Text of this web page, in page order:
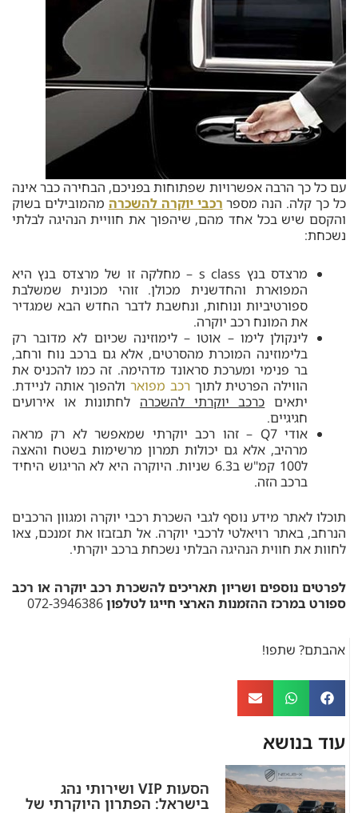
עם כל כך הרבה אפשרויות שפתוחות בפניכם, הבחירה כבר אינה
כל כך קלה. הנה מספר רכבי יוקרה להשכרה מהמובילים בשוק
והקסם שיש בכל אחד מהם, שיהפוך את חוויית הנהיגה לבלתי
נשכחת:
מרצדס בנץ s class – מחלקה זו של מרצדס בנץ היא
המפוארת והחדשנית מכולן. זוהי מכונית שמשלבת
ספורטיביות ונוחות, ונחשבת לדבר החדש הבא שמגדיר
את המונח רכב יוקרה.
לינקולן לימו – אוטו – לימוזינה שכיום לא מדובר רק
בלימוזינה המוכרת מהסרטים, אלא גם ברכב נוח ורחב,
בר פנימי ומערכת סראונד מדהימה. זה כמו להכניס את
הווילה הפרטית לתוךרכב מפוארולהפוך אותה לניידת.
יתאים כרכב יוקרתי להשכרה לחתונות או אירועים
חגיגיים.
אודי Q7 – זהו רכב יוקרתי שמאפשר לא רק מראה
מרהיב, אלא גם יכולות תמרון מרשימות בשטח והאצה
ל100 קמ"ש ב6.3 שניות. היוקרה היא לא הריגוש היחיד
ברכב הזה.
תוכלו לאתר מידע נוסף לגבי השכרת רכבי יוקרה ומגוון הרכבים
הנרחב, באתר רויאלטי לרכבי יוקרה. אל תבזבזו את זמנכם, צאו
לחוות את חווית הנהיגה הבלתי נשכחת ברכב יוקרתי.
לפרטים נוספים ושריון תאריכים להשכרת רכב יוקרה או רכב
ספורט במרכז ההזמנות הארצי חייגו לטלפון072-3946386
אהבתם? שתפו!
עוד בנושא
הסעות VIP ושירותי נהג
בישראל: הפתרון היוקרתי של